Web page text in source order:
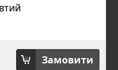
Замовити